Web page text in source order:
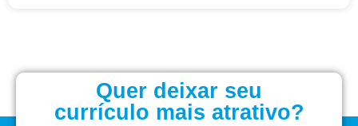
Quer deixar seu
currículo mais atrativo?